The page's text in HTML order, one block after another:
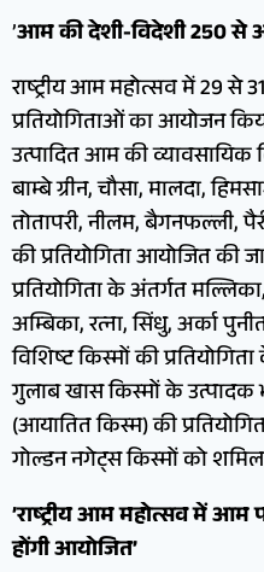
’आम की देशी-विदेशी 250 से
राष्ट्रीय आम महोत्सव में 29 से
प्रतियोगिताओं का आयोजन
उत्पादित आम की व्यावसायिक
बाम्बे ग्रीन, चौसा, मालदा,
तोतापरी, नीलम, बैगनफल्ली,
की प्रतियोगिता आयोजित की
प्रतियोगिता के अंतर्गत
अम्बिका, रत्ना, सिंधु, अर्का
विशिष्ट किस्मों की
गुलाब खास किस्मों के
(आयातित किस्म) की
गोल्डन नगेट्स किस्मों को
’राष्ट्रीय आम महोत्सव में आम
होंगी आयोजित’